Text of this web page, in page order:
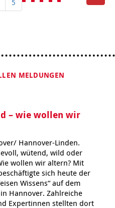
5
MELDUNGEN
– wie wollen wir
Hannover-Linden.
wütend, wild oder
wollen wir altern? Mit
sich heute der
Wissens“ auf dem
in Hannover. Zahlreiche
Expertinnen stellten dort